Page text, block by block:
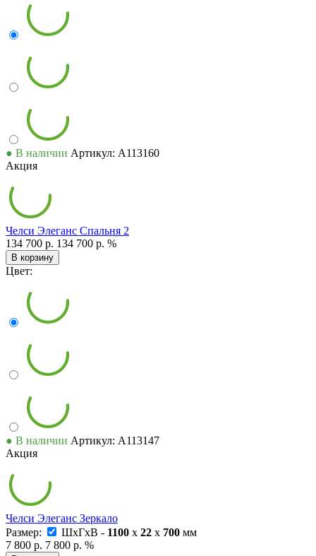
● В наличии Артикул: А113160
Акция
Челси Элеганс Спальня 2
134 700 р. 134 700 р. %
В корзину
Цвет:
● В наличии Артикул: А113147
Акция
Челси Элеганс Зеркало
Размер:
ШxГxВ - 1100 x 22 x 700 мм
7 800 р. 7 800 р. %